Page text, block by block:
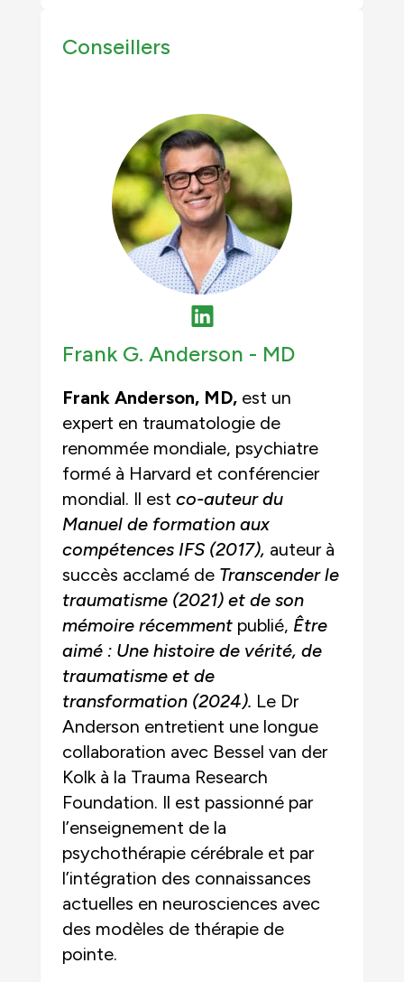
Conseillers
Frank G. Anderson - MD
Frank Anderson, MD, est un
expert en traumatologie de
renommée mondiale, psychiatre
formé à Harvard et conférencier
mondial. Il est co-auteur du
Manuel de formation aux
compétences IFS (2017), auteur à
succès acclamé de Transcender le
traumatisme (2021) et de son
mémoire récemment publié, Être
aimé : Une histoire de vérité, de
traumatisme et de
transformation (2024). Le Dr
Anderson entretient une longue
collaboration avec Bessel van der
Kolk à la Trauma Research
Foundation. Il est passionné par
l’enseignement de la
psychothérapie cérébrale et par
l’intégration des connaissances
actuelles en neurosciences avec
des modèles de thérapie de
pointe.